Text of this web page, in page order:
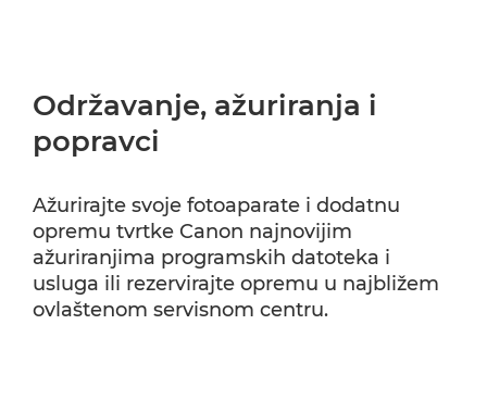
Održavanje, ažuriranja i
popravci
Ažurirajte svoje fotoaparate i dodatnu
opremu tvrtke Canon najnovijim
ažuriranjima programskih datoteka i
usluga ili rezervirajte opremu u najbližem
ovlaštenom servisnom centru.